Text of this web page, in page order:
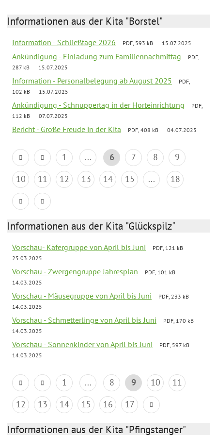
Informationen aus der Kita "Borstel"
Information - Schließtage 2026 PDF, 593 kB 15.07.2025
Ankündigung - Einladung zum Familiennachmittag
PDF,
287 kB
15.07.2025
Information - Personalbelegung ab August 2025
PDF,
102 kB
15.07.2025
Ankündigung - Schnuppertag in der Horteinrichtung
PDF,
112 kB
07.07.2025
Bericht - Große Freude in der Kita PDF, 408 kB 04.07.2025
1 ... 6 7 8
9
10
11 12 13 14 15 ... 18
Informationen aus der Kita "Glückspilz"
Vorschau- Käfergruppe von April bis Juni
PDF, 121 kB
25.03.2025
Vorschau - Zwergengruppe Jahresplan
PDF, 101 kB
14.03.2025
Vorschau - Mäusegruppe von April bis Juni
PDF, 233 kB
14.03.2025
Vorschau - Schmetterlinge von April bis Juni
PDF, 170 kB
14.03.2025
Vorschau - Sonnenkinder von April bis Juni
PDF, 597 kB
14.03.2025
1 ... 8 9 10
11
12
13 14 15 16 17
Informationen aus der Kita "Pfingstanger"